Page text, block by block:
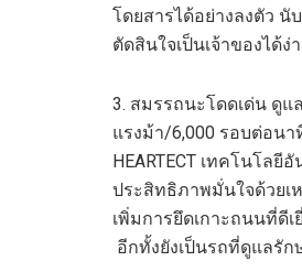
โดยสารได้อย่างลงตัว นั
ตัดสินใจเป็นเจ้าของได้ง่
3. สมรรถนะโดดเด่น ดูแ
แรงม้า/6,000 รอบต่อนา
HEARTECT เทคโนโลยีอั
ประสิทธิภาพมั่นใจด้วย
เพิ่มการยึดเกาะถนนที่ดี
อีกทั้งยังเป็นรถที่ดูแลรัก